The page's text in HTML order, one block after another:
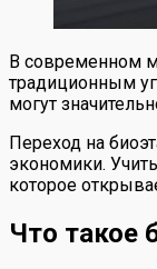
В современном
традиционным
могут
Переход на
экономики.
которое
Что такое